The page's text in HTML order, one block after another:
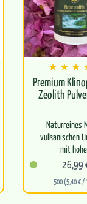
Premium
Zeolith
Naturreines
vulkanischen
mit
Klinoptilolith-
%)
26,99
500 (5,40 € /